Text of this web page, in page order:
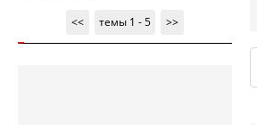
<<
темы 1 - 5 >>